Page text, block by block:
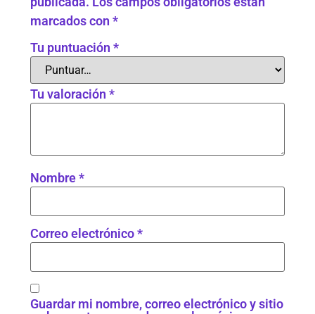
marcados con*
Tu puntuación*
Tu valoración*
Nombre*
Correo electrónico*
Guardar mi nombre, correo electrónico y sitio